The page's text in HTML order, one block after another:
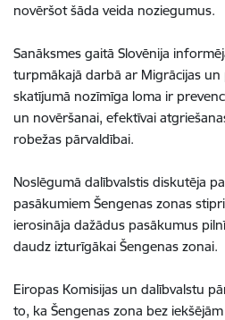
novēršot šāda veida noziegumus.
Sanāksmes gaitā Slovēnija
turpmākajā darbā ar Migrācijas
skatījumā nozīmīga loma ir
un novēršanai, efektīvai
robežas pārvaldībai.
Noslēgumā dalībvalstis diskutēja
pasākumiem Šengenas zonas
ierosināja dažādus pasākumus
daudz izturīgākai Šengenas zonai.
Eiropas Komisijas un dalībvalstu
to, ka Šengenas zona bez